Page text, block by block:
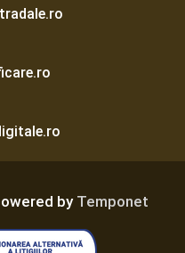
by Temponet